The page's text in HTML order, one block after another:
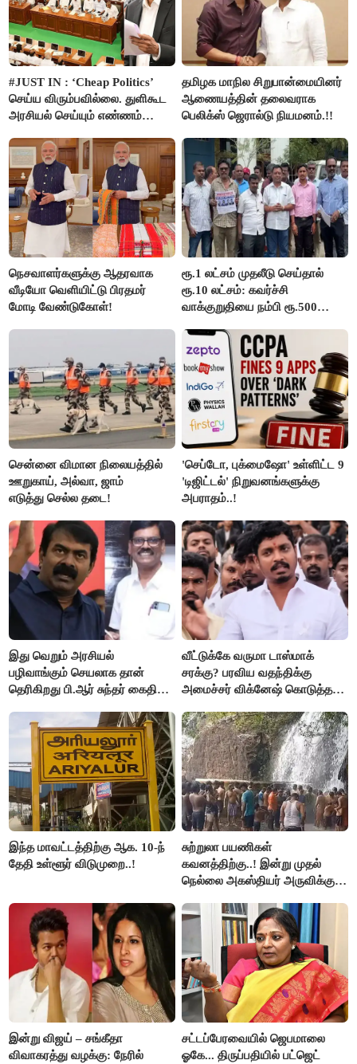
#JUST IN : ‘Cheap Politics’
செய்ய விரும்பவில்லை. துளிகூட
அரசியல் செய்யும் எண்ணம்
விஜய் பதில்!
தமிழக மாநில சிறுபான்மையினர்
ஆணையத்தின் தலைவராக
பெலிக்ஸ் ஜெரால்டு நியமனம்.!!
நெசவாளர்களுக்கு ஆதரவாக
வீடியோ வெளியிட்டு பிரதமர்
மோடி வேண்டுகோள்!
ரூ.1 லட்சம் முதலீடு செய்தால்
ரூ.10 லட்சம்: கவர்ச்சி
வாக்குறுதியை நம்பி ரூ.500
மக்கள்!
சென்னை விமான நிலையத்தில்
ஊறுகாய், அல்வா, ஜாம்
எடுத்து செல்ல தடை!
'செப்டோ, புக்மைஷோ' உள்ளிட்ட 9
'டிஜிட்டல்' நிறுவனங்களுக்கு
அபராதம்..!
இது வெறும் அரசியல்
பழிவாங்கும் செயலாக தான்
தெரிகிறது பி.ஆர் சுந்தர் கைதிற்கு
வீட்டுக்கே வருமா டாஸ்மாக்
சரக்கு? பரவிய வதந்திக்கு
அமைச்சர் விக்னேஷ் கொடுத்த
இந்த மாவட்டத்திற்கு ஆக. 10-ந்
தேதி உள்ளூர் விடுமுறை..!
சுற்றுலா பயணிகள்
கவனத்திற்கு..! இன்று முதல்
நெல்லை அகஸ்தியர் அருவிக்கு
இன்று விஜய் – சங்கீதா
விவாகரத்து வழக்கு: நேரில்
சட்டப்பேரவையில் ஜெபமாலை
ஓகே... திருப்பதியில் பட்ஜெட்